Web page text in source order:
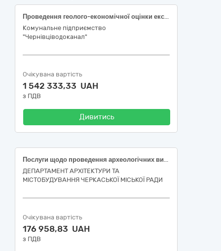
Проведення геолого-економічної оцінки експлуатаційних запасів питних підземних вод Чернівецького родовища, водозабір «Біла», з фаховим супроводом процедури перезатвердження в ДКЗ України розвіданих експлуатаційних запасів питних підземних вод
Комунальне підприємство
"Чернівціводоканал"
Очікувана вартість
1 542 333,33 UAH
з ПДВ
Дивитись
Послуги щодо проведення археологічних вишукувань (розвідок) на 13 земельних ділянках у межах міста Черкаси (Залучення відповідних фахівців у сфері охорони культурної спадщини, замовлення документів, експертних (наукових) висновків і здійснення заходів, спрямованих на охорону культурної спадщини (проведення наукових археологічних досліджень)
ДЕПАРТАМЕНТ АРХІТЕКТУРИ ТА
МІСТОБУДУВАННЯ ЧЕРКАСЬКОЇ МІСЬКОЇ РАДИ
Очікувана вартість
176 958,83 UAH
з ПДВ